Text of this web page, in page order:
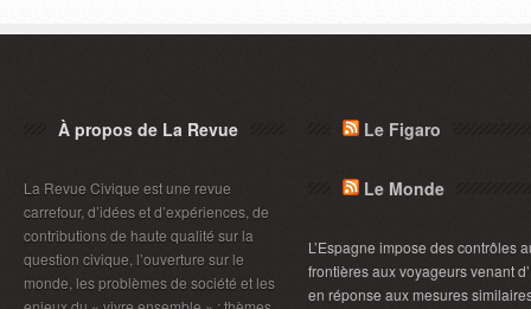
À propos de La Revue
La Revue Civique est une revue
carrefour, d’idées et d’expériences, de
contributions de haute qualité sur la
question civique, l’ouverture sur le
monde, les problèmes de société et les
Le Figaro
Le Monde
L’Espagne impose des contrôles
frontières aux voyageurs venant
en réponse aux mesures